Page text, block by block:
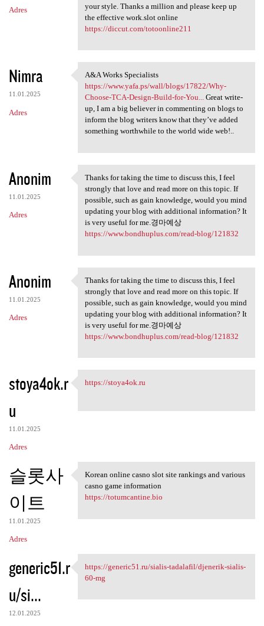
Adres
your style. Thanks a million and please keep up
the effective work.slot online
https://diccut.com/totoonline211
Nimra
11.01.2025
Adres
A&A Works Specialists https:/
A&A Works Specialists
https://www.yafa.ps/wall/blogs/17822/Why-
Choose-TCA-Design-Build-for-You...Great write-
up, I am a big believer in commenting on blogs to
inform the blog writers know that they’ve added
something worthwhile to the world wide web!..
Anonim
11.01.2025
Adres
Thanks for taking the time to
Thanks for taking the time to discuss this, I feel
strongly that love and read more on this topic. If
possible, such as gain knowledge, would you mind
updating your blog with additional information? It
is very useful for me.경마예상
https://www.bondhuplus.com/read-blog/121832
Anonim
11.01.2025
Adres
Thanks for taking the time to
Thanks for taking the time to discuss this, I feel
strongly that love and read more on this topic. If
possible, such as gain knowledge, would you mind
updating your blog with additional information? It
is very useful for me.경마예상
https://www.bondhuplus.com/read-blog/121832
stoya4ok.r
u
11.01.2025
Adres
https://stoya4ok.ru
https://stoya4ok.ru
슬롯사
이트
11.01.2025
Adres
Korean online casno slot site
Korean online casno slot site rankings and various
casno game information
https://totumcantine.bio
generic51.r
u/si...
12.01.2025
https://generic51.ru/sialis
https://generic51.ru/sialis-tadalafil/djenerik-sialis-
60-mg